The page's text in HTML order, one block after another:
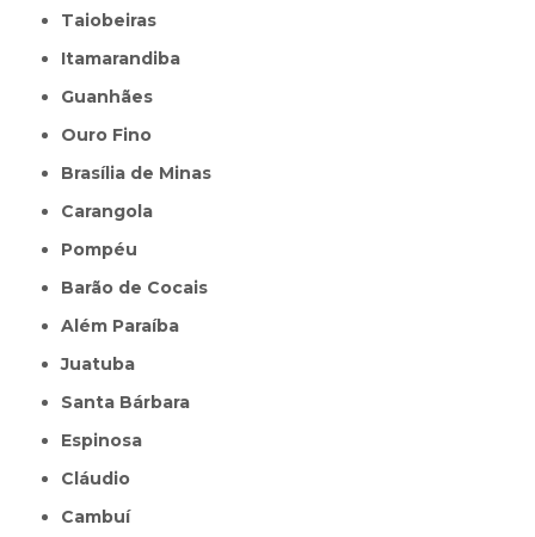
Taiobeiras
Itamarandiba
Guanhães
Ouro Fino
Brasília de Minas
Carangola
Pompéu
Barão de Cocais
Além Paraíba
Juatuba
Santa Bárbara
Espinosa
Cláudio
Cambuí